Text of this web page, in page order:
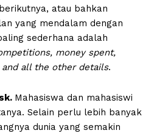
atau bahkan
yang mendalam dengan
sederhana adalah
money spent,
all the other details.
Mahasiswa dan mahasiswi
Selain perlu lebih banyak
dunia yang semakin